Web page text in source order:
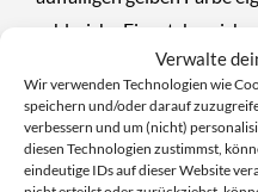
Verwalte
Wir verwenden Technologien wie
speichern und/oder darauf
verbessern und um (nicht)
diesen Technologien zustimmst,
eindeutige IDs auf dieser Website
zahlreiche Einsatzbereiche:
Industrie & Gewerbe:
Produktionsabfällen,
anderen
Gastronomie &